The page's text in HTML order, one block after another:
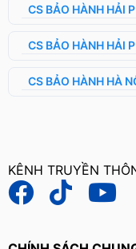
CS BẢO HÀNH HẢI
CS BẢO HÀNH HẢI
CS BẢO HÀNH HÀ
KÊNH TRUYỀN